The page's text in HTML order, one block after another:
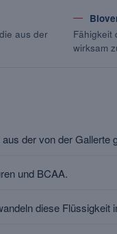
aus der
Fähigkeit
wirksam
der von der Gallerte
und BCAA.
diese Flüssigkeit